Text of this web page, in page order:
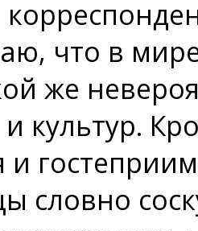
что в
же
культур.
и
словно